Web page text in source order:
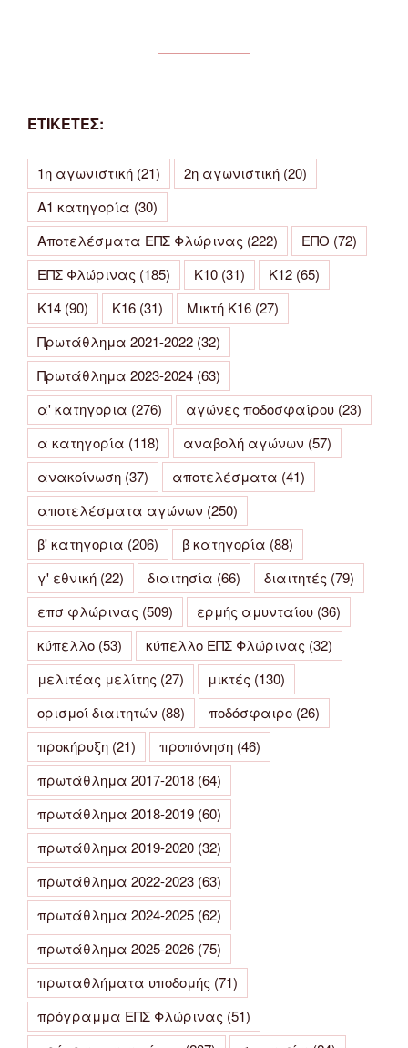
ΕΤΙΚΕΤΕΣ:
1η αγωνιστική (21) 2η αγωνιστική (20)
Α1 κατηγορία (30)
Αποτελέσματα ΕΠΣ Φλώρινας (222) ΕΠΟ (72)
ΕΠΣ Φλώρινας (185) Κ10 (31) Κ12 (65)
Κ14 (90) Κ16 (31) Μικτή Κ16 (27)
Πρωτάθλημα 2021-2022 (32)
Πρωτάθλημα 2023-2024 (63)
α' κατηγορια (276) αγώνες ποδοσφαίρου (23)
α κατηγορία (118) αναβολή αγώνων (57)
ανακοίνωση (37) αποτελέσματα (41)
αποτελέσματα αγώνων (250)
β' κατηγορια (206) β κατηγορία (88)
γ' εθνική (22) διαιτησία (66) διαιτητές (79)
επσ φλώρινας (509) ερμής αμυνταίου (36)
κύπελλο (53) κύπελλο ΕΠΣ Φλώρινας (32)
μελιτέας μελίτης (27) μικτές (130)
ορισμοί διαιτητών (88) ποδόσφαιρο (26)
προκήρυξη (21) προπόνηση (46)
πρωτάθλημα 2017-2018 (64)
πρωτάθλημα 2018-2019 (60)
πρωτάθλημα 2019-2020 (32)
πρωτάθλημα 2022-2023 (63)
πρωτάθλημα 2024-2025 (62)
πρωτάθλημα 2025-2026 (75)
πρωταθλήματα υποδομής (71)
πρόγραμμα ΕΠΣ Φλώρινας (51)